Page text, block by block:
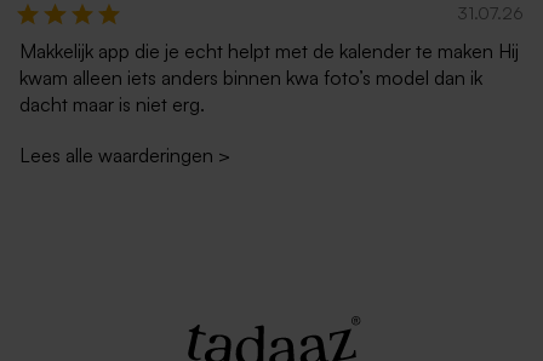
31.07.26
Makkelijk app die je echt helpt met de kalender te maken Hij
kwam alleen iets anders binnen kwa foto’s model dan ik
dacht maar is niet erg.
Lees alle waarderingen >